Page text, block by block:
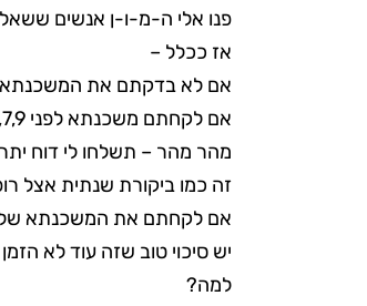
פנו אלי ה-מ-ו-ן אנשים
אז ככלל –
אם לא בדקתם את המשכנתא שלכם ב 3-4
אם לקחתם משכנתא לפני 5,7,9 שנים ועד היום לא שאלתם את עצמכם אם צריך לעשות איתה משהו –
מהר מהר – תשלחו לי דוח
זה כמו ביקורת שנתית אצל
אם לקחתם את המשכנתא שלכם ב 2,3,4 שנים
יש סיכוי טוב שזה עוד לא
למה?